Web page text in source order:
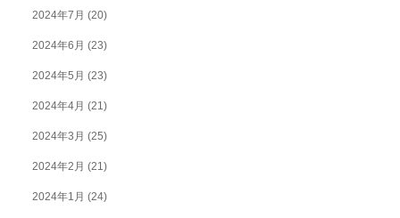
2024年7月 (20)
2024年6月 (23)
2024年5月 (23)
2024年4月 (21)
2024年3月 (25)
2024年2月 (21)
2024年1月 (24)